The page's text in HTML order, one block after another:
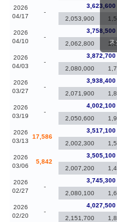
2026
04/17
-
3,623,600
2,053,900
2026
04/10
-
3,758,500
2,062,800
2026
04/03
-
3,872,700
2,080,000
2026
03/27
-
3,938,400
2,071,900
2026
03/19
-
4,002,100
2,050,600
2026
03/13
17,586
3,517,100
2,002,300
2026
03/06
5,842
3,505,100
2,007,200
2026
02/27
-
3,745,300
2,080,100
2026
02/20
-
4,027,500
2,151,700
ス